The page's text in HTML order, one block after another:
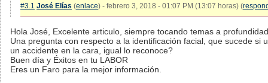
#3.1 José Elías (enlace) - febrero 3, 2018 - 01:07 PM (13:07 horas) (
Hola José, Excelente articulo, siempre tocando temas a
Una pregunta con respecto a la identificación facial, que sucede si
un accidente en la cara, igual lo reconoce?
Buen día y Éxitos en tu LABOR
Eres un Faro para la mejor información.